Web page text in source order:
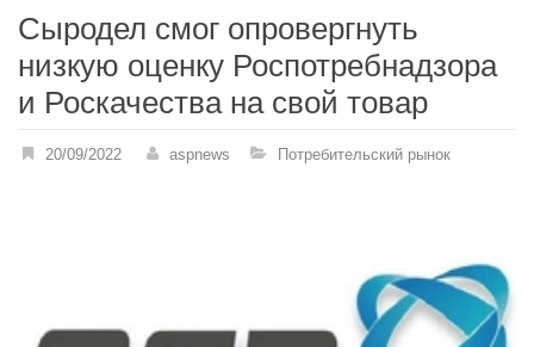
Сыродел смог опровергнуть
низкую оценку Роспотребнадзора
и Роскачества на свой товар
20/09/2022 aspnews Потребительский рынок